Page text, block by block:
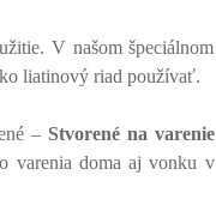
V našom špeciálnom
liatinový riad používať.
– Stvorené na varenie
varenia doma aj vonku v